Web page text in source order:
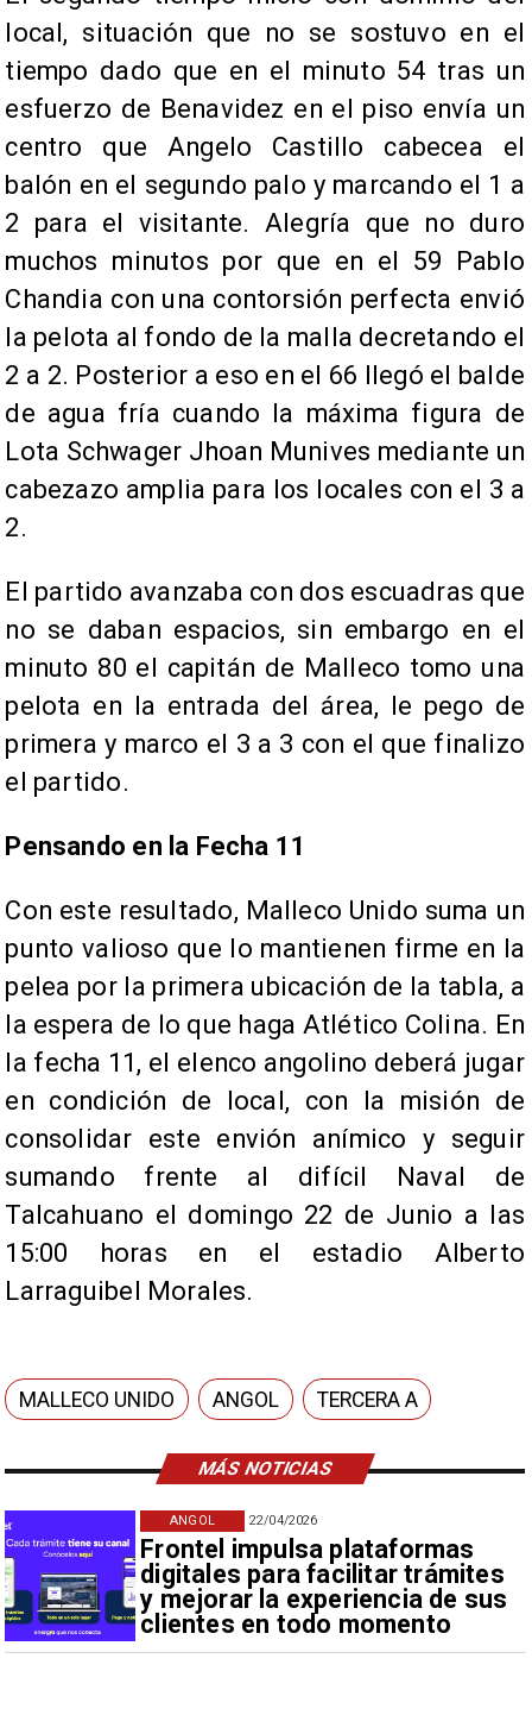
MÁS NOTICIAS
22/04/2026
Frontel impulsa plataformas
digitales para facilitar trámites
y mejorar la experiencia de sus
clientes en todo momento
ANGOL
local, situación que no se sostuvo en el
tiempo dado que en el minuto 54 tras un
esfuerzo de Benavidez en el piso envía un
centro que Angelo Castillo cabecea el
balón en el segundo palo y marcando el 1 a
2 para el visitante. Alegría que no duro
muchos minutos por que en el 59 Pablo
Chandia con una contorsión perfecta envió
la pelota al fondo de la malla decretando el
2 a 2. Posterior a eso en el 66 llegó el balde
de agua fría cuando la máxima figura de
Lota Schwager Jhoan Munives mediante un
cabezazo amplia para los locales con el 3 a
2.
​El partido avanzaba con dos escuadras que
no se daban espacios, sin embargo en el
minuto 80 el capitán de Malleco tomo una
pelota en la entrada del área, le pego de
primera y marco el 3 a 3 con el que finalizo
el partido.
Pensando en la Fecha 11
Con este resultado, Malleco Unido suma un
punto valioso que lo mantienen firme en la
pelea por la primera ubicación de la tabla, a
la espera de lo que haga Atlético Colina. En
la fecha 11, el elenco angolino deberá jugar
en condición de local, con la misión de
consolidar este envión anímico y seguir
sumando frente al difícil Naval de
Talcahuano el domingo 22 de Junio a las
15:00 horas en el estadio Alberto
Larraguibel Morales.
MALLECO UNIDO ANGOL TERCERA A